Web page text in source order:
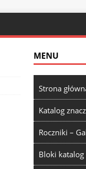
MENU
Strona
Katalog
Roczniki –
Bloki katalog